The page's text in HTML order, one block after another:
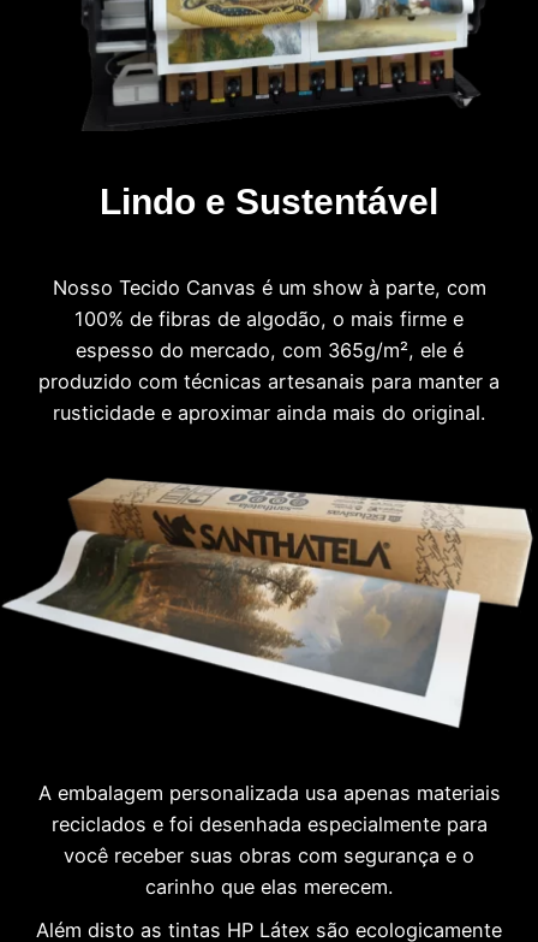
Lindo e Sustentável
Nosso Tecido Canvas é um show à parte, com
100% de fibras de algodão, o mais firme e
espesso do mercado, com 365g/m², ele é
produzido com técnicas artesanais para manter a
rusticidade e aproximar ainda mais do original.
A embalagem personalizada usa apenas materiais
reciclados e foi desenhada especialmente para
você receber suas obras com segurança e o
carinho que elas merecem.
Além disto as tintas HP Látex são ecologicamente